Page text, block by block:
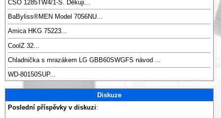
CSO 1285TW4/1-S. Děkuji...
BaByliss®️MEN Model 7056NU...
Amica HKG 75223...
CoolZ 32...
Chladnička s mrazákem LG GBB60SWGFS návod ...
WD-80150SUP...
Diskuze
Poslední příspěvky v diskuzi: